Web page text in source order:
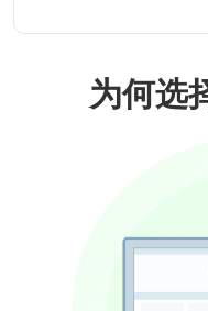
为何选